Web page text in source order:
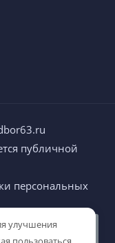
публичной
персональных
улучшения